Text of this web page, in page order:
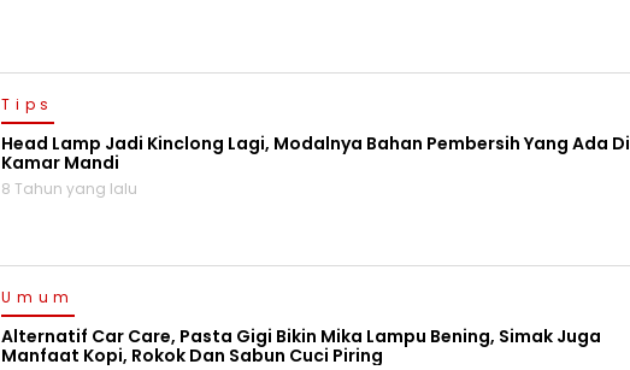
Tips
Head Lamp Jadi Kinclong Lagi, Modalnya Bahan Pembersih Yang Ada Di
Kamar Mandi
8 Tahun yang lalu
Umum
Alternatif Car Care, Pasta Gigi Bikin Mika Lampu Bening, Simak Juga
Manfaat Kopi, Rokok Dan Sabun Cuci Piring